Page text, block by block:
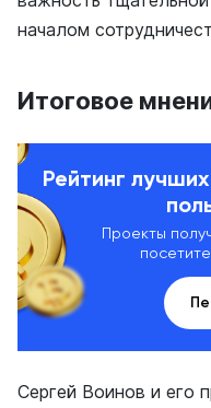
началом
Итоговое
Рейтинг
Проекты
Сергей Воинов и его